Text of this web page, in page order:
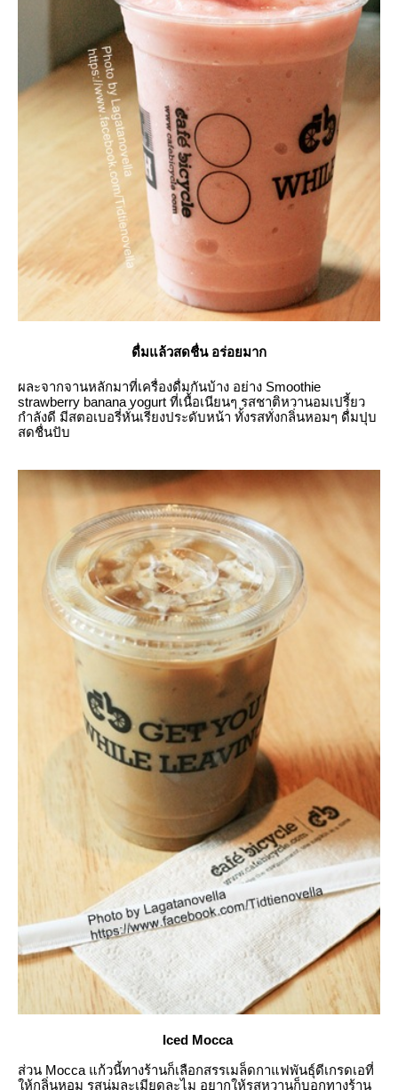
ดื่มแล้วสดชื่น อร่อยมาก
ผละจากจานหลักมาที่เครื่องดื่มกันบ้าง อย่าง Smoothie
strawberry banana yogurt ที่เนื้อเนียนๆ รสชาติหวานอมเปรี้ยว
กำลังดี มีสตอเบอรี่หั่นเรียงประดับหน้า ทั้งรสทั่งกลิ่นหอมๆ ดื่มปุบ
สดชื่นปับ
Iced Mocca
ส่วน Mocca แก้วนี้ทางร้านก็เลือกสรรเมล็ดกาแฟพันธุ์ดีเกรดเอที่
ห้กลิ่นหอม รสนุ่มละเมียดละไม อยากให้รสหวานก็บอกทางร้าน